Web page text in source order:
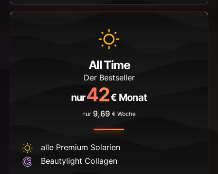
All Time
Der Bestseller
nur42€ Monat
nur 9,69 € Woche
alle Premium Solarien
Beautylight Collagen